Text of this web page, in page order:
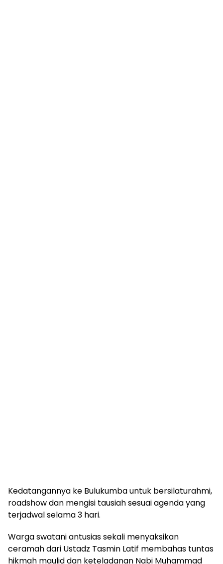
Kedatangannya ke Bulukumba untuk bersilaturahmi,
roadshow dan mengisi tausiah sesuai agenda yang
terjadwal selama 3 hari.
Warga swatani antusias sekali menyaksikan
ceramah dari Ustadz Tasmin Latif membahas tuntas
hikmah maulid dan keteladanan Nabi Muhammad